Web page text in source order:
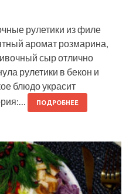
рулетики из филе
аромат розмарина,
сыр отлично
рулетики в бекон и
блюдо украсит
ПОДРОБНЕЕ